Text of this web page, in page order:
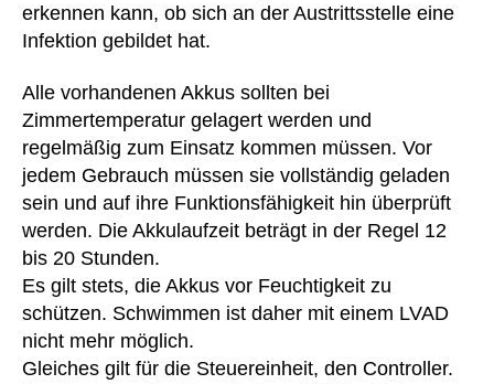
erkennen kann, ob sich an der Austrittsstelle eine
Infektion gebildet hat.
Alle vorhandenen Akkus sollten bei
Zimmertemperatur gelagert werden und
regelmäßig zum Einsatz kommen müssen. Vor
jedem Gebrauch müssen sie vollständig geladen
sein und auf ihre Funktionsfähigkeit hin überprüft
werden. Die Akkulaufzeit beträgt in der Regel 12
bis 20 Stunden.
Es gilt stets, die Akkus vor Feuchtigkeit zu
schützen. Schwimmen ist daher mit einem LVAD
nicht mehr möglich.
Gleiches gilt für die Steuereinheit, den Controller.